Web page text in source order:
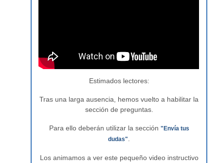
Estimados lectores:
Tras una larga ausencia, hemos vuelto a habilitar la
sección de preguntas.
Para ello deberán utilizar la sección "Envía tus
dudas"
Los animamos a ver este pequeño video instructivo